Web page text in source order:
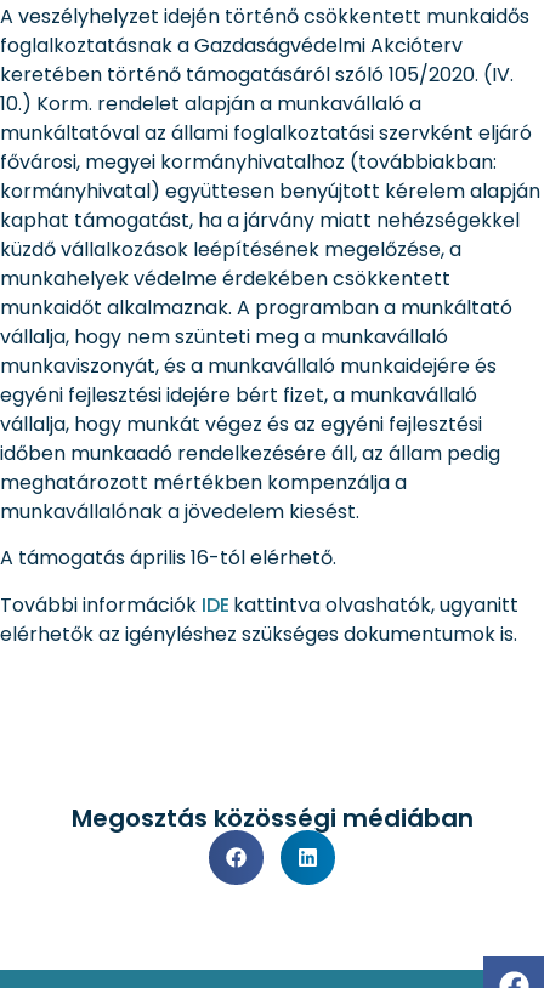
A veszélyhelyzet idején történő csökkentett munkaidős
foglalkoztatásnak a Gazdaságvédelmi Akcióterv
keretében történő támogatásáról szóló 105/2020. (IV.
10.) Korm. rendelet alapján a munkavállaló a
munkáltatóval az állami foglalkoztatási szervként eljáró
fővárosi, megyei kormányhivatalhoz (továbbiakban:
kormányhivatal) együttesen benyújtott kérelem alapján
kaphat támogatást, ha a járvány miatt nehézségekkel
küzdő vállalkozások leépítésének megelőzése, a
munkahelyek védelme érdekében csökkentett
munkaidőt alkalmaznak. A programban a munkáltató
vállalja, hogy nem szünteti meg a munkavállaló
munkaviszonyát, és a munkavállaló munkaidejére és
egyéni fejlesztési idejére bért fizet, a munkavállaló
vállalja, hogy munkát végez és az egyéni fejlesztési
időben munkaadó rendelkezésére áll, az állam pedig
meghatározott mértékben kompenzálja a
munkavállalónak a jövedelem kiesést.
A támogatás április 16-tól elérhető.
További információk IDE kattintva olvashatók, ugyanitt
elérhetők az igényléshez szükséges dokumentumok is.
Megosztás közösségi médiában